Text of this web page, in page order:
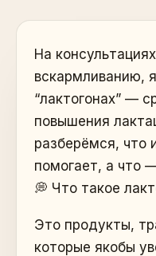
На
вскармливанию,
“лактогонах” —
повышения
разберёмся, что
помогает, а что
💭 Что такое
Это продукты,
которые якобы